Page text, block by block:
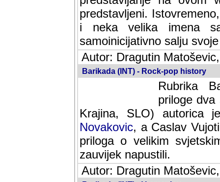
predstavljeni.
i neka velika imena
samoinicijativno salju
Autor: Dragutin
Barikada (INT) - Rock-pop history
Rubrika
dva
SLO) autorica je velikog
Caslav Vujotic
velikim svjetskim
napustili.
Autor: Dragutin